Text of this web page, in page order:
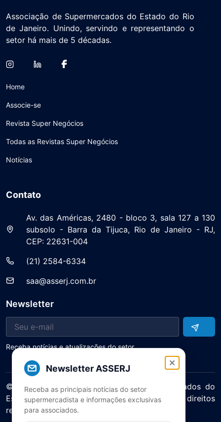
Newsletter ASSERJ
Receba as principais notícias do setor
supermercadista e informações exclusivas
para associados.
Associação de Supermercados do Estado do Rio
de Janeiro. Unindo, servindo e representando o
setor há mais de 5 décadas.
Home
Associe-se
Revista Super Negócios
Todas as Revistas Super Negócios
Notícias
Contato
Av. das Américas, 2480 - bloco 3, sala 127 a 130
subsolo - Barra da Tijuca, Rio de Janeiro - RJ,
CEP: 22631-004
(21) 2584-6334
saa@asserj.com.br
Newsletter
Receba notícias e atualizações do setor
© 2025 ASERJ – Associação de Supermercados do
Estado do Rio de Janeiro. Todos os direitos
reservados.